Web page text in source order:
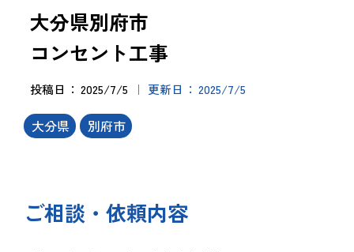
大分県別府市
コンセント工事
投稿日 2025/7/5 更新日 2025/7/5
大分県 別府市
ご相談・依頼内容